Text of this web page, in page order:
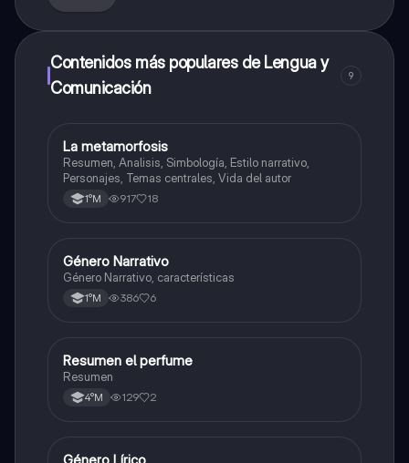
Contenidos más populares de Lengua y
Comunicación
9
Lengua y Comunicación
La metamorfosis
Resumen, Analisis, Simbología, Estilo narrativo,
Personajes, Temas centrales, Vida del autor
1°M 917 18
Lengua y Comunicación
Género Narrativo
Género Narrativo, características
1°M 386 6
Lengua y Comunicación
Resumen el perfume
Resumen
4°M 129 2
Lengua y Comunicación
Género Lírico